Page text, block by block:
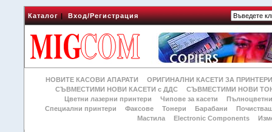
Каталог|Вход/Регистрация
НОВИТЕ КАСОВИ АПАРАТИ
ОРИГИНАЛНИ КАСЕТИ ЗА
СЪВМЕСТИМИ НОВИ КАСЕТИ с ДДС
СЪВМЕСТИМИ НОВИ
Цветни лазерни принтери
Чипове за касети
Специални принтери
Факсове Тонери Барабани
Мастила
Electronic Components